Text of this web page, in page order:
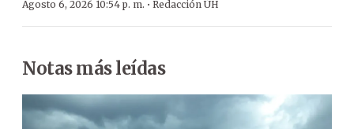
Agosto 6, 2026 10:54 p. m. · Redacción ÚH
Notas más leídas